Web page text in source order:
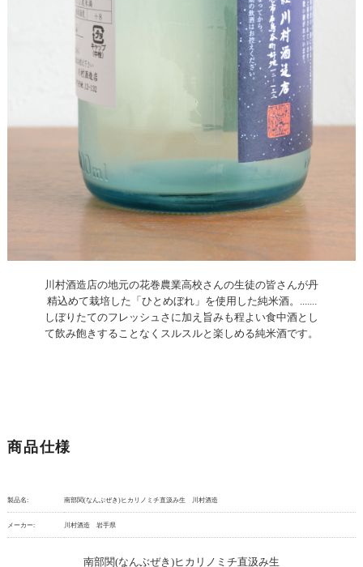
川村酒造店の地元の花巻農業高校さんの生徒の皆さんが丹
精込めて栽培した「ひとめぼれ」を使用した純米酒。.......
しぼりたてのフレッシュさに加え旨みも程よい食中酒とし
て飲み飽きすることなくスルスルと楽しめる純米酒です。
商品仕様
製品名: 南部関(なんぶぜき)ヒカリノミチ直汲み生 川村酒造
メーカー: 川村酒造 岩手県
南部関(なんぶぜき)ヒカリノミチ直汲み生